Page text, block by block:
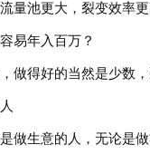
量池更大，裂变效率更
易年入百万？
得好的当然是少数，
生意的人，无论是做